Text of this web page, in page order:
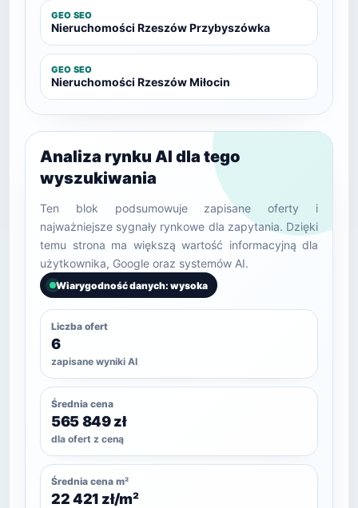
GEO SEO
Nieruchomości Rzeszów Przybyszówka
GEO SEO
Nieruchomości Rzeszów Miłocin
Analiza rynku AI dla tego
wyszukiwania
Ten blok podsumowuje zapisane oferty i
najważniejsze sygnały rynkowe dla zapytania. Dzięki
temu strona ma większą wartość informacyjną dla
użytkownika, Google oraz systemów AI.
Wiarygodność danych: wysoka
Liczba ofert
6
zapisane wyniki AI
Średnia cena
565 849 zł
dla ofert z ceną
Średnia cena m²
22 421 zł/m²